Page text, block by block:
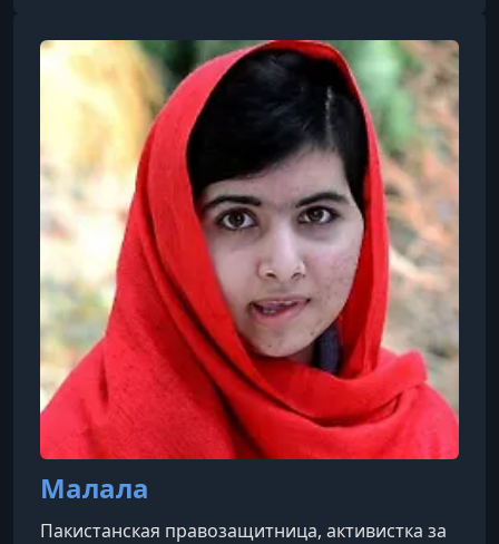
Малала
Пакистанская правозащитница, активистка за